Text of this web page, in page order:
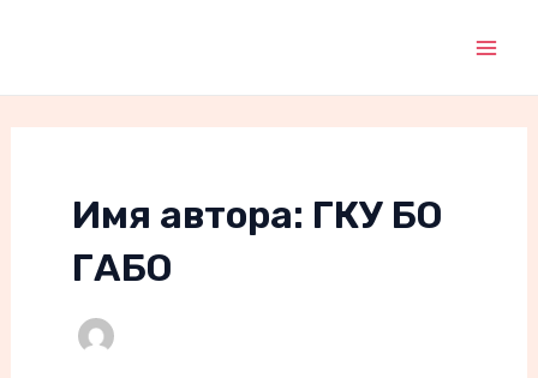
Имя автора: ГКУ БО
ГАБО